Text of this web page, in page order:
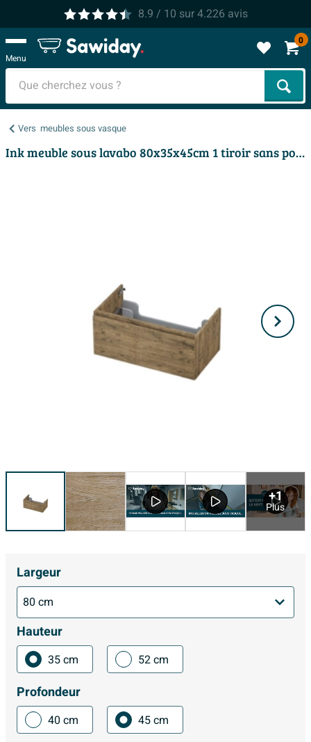
8.9 / 10 sur4.226 avis
Menu
0
Vers meubles sous vasque
Ink meuble sous lavabo 80x35x45cm 1 tiroir sans poignée turnboard en bois chêne naturel
+1
Plus
Largeur
Hauteur
35 cm 52 cm
Profondeur
40 cm 45 cm